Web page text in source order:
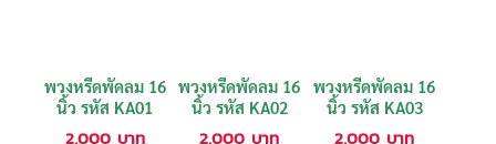
พวงหรีดพัดลม 16
นิ้ว รหัส KA01
2,000 บาท
พวงหรีดพัดลม 16
นิ้ว รหัส KA02
2,000 บาท
พวงหรีดพัดลม 16
นิ้ว รหัส KA03
2,000 บาท